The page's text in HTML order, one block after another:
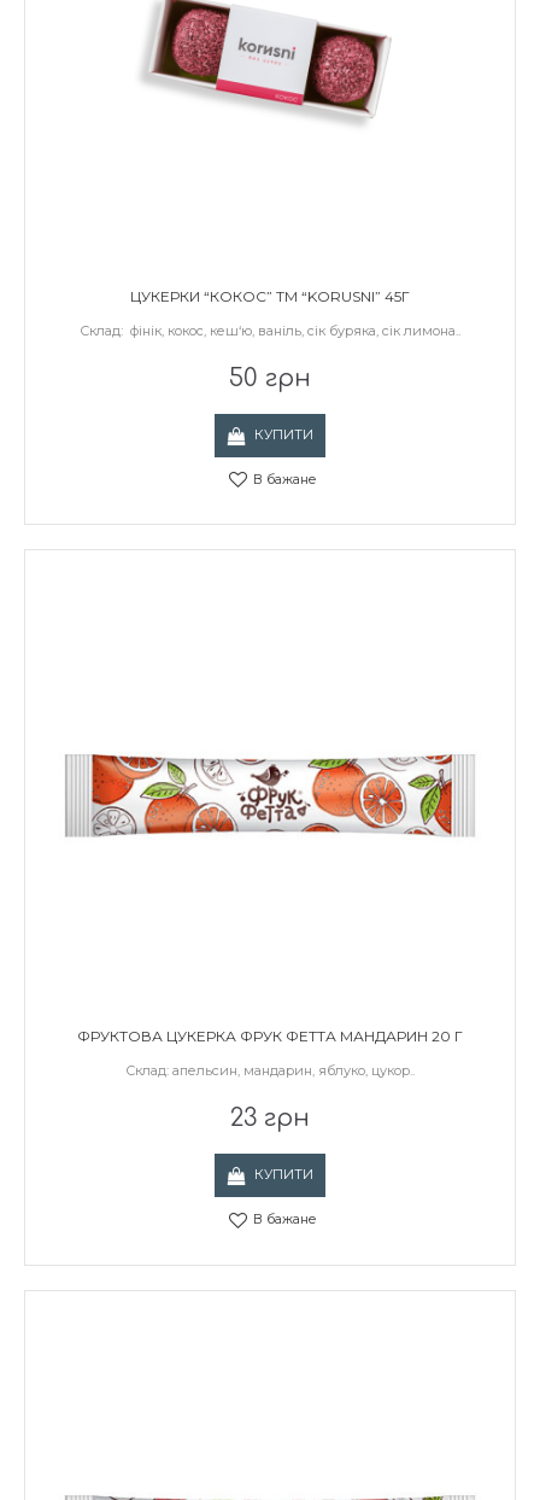
ЦУКЕРКИ “КОКОС” ТМ “KORUSNI” 45Г
Склад: фінік, кокос, кеш‘ю, ваніль, сік буряка, сік лимона..
50 грн
КУПИТИ
В бажане
ФРУКТОВА ЦУКЕРКА ФРУК ФЕТТА МАНДАРИН 20 Г
Склад: апельсин, мандарин, яблуко, цукор..
23 грн
КУПИТИ
В бажане